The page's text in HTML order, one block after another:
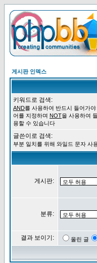
게시판 인덱스
키워드로 검색:
AND를 사용하여 반드시 들어가
어를 지정하며 NOT을 사용하여
용할 수 있습니다
글쓴이로 검색:
부분 일치를 위해 와일드 문자 사
게시판:
분류:
결과 보이기: 올린 글